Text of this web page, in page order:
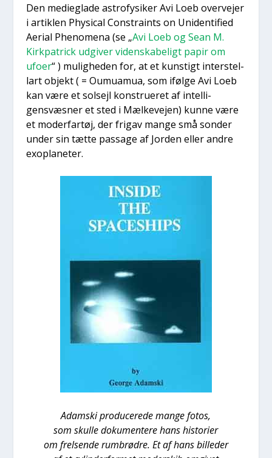
Den medi­eg­la­de astro­fy­si­ker Avi Loeb over­ve­jer
i artik­len Phy­si­cal Con­straints on Uni­den­ti­fied
Aeri­al Pheno­me­na (se „Avi Loeb og Sean M.
Kirk­pa­tri­ck udgi­ver viden­ska­be­ligt papir om
ufo­er“ ) mulig­he­den for, at et kun­stigt inter­stel­
lart objekt ( = Oumu­amua, som iføl­ge Avi Loeb
kan være et sol­sejl kon­stru­e­ret af intel­li­
gensvæs­ner et sted i Mæl­ke­vej­en) kun­ne være
et moder­far­tøj, der fri­gav man­ge små son­der
under sin tæt­te pas­sa­ge af Jor­den eller andre
exo­pla­ne­ter.
Adam­ski pro­du­ce­re­de man­ge fotos,
som skul­le doku­men­te­re hans histo­ri­er
om frel­sen­de rum­brød­re. Et af hans bil­le­der